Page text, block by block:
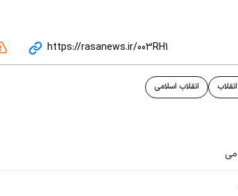
https://rasanews.ir/003RH1
انقلاب اسلامی